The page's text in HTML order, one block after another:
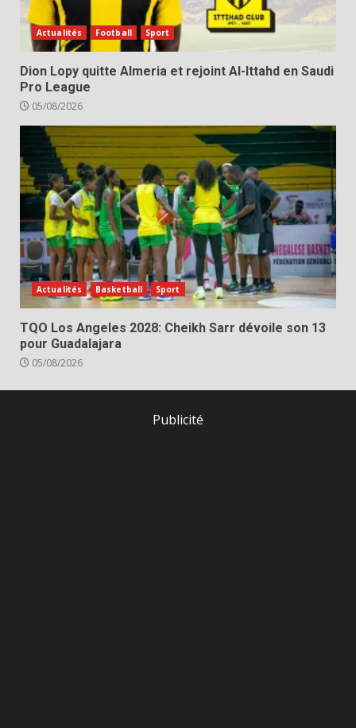
Actualités Football Sport
Dion Lopy quitte Almeria et rejoint Al-Ittahd en Saudi
Pro League
05/08/2026
Actualités Basketball Sport
TQO Los Angeles 2028: Cheikh Sarr dévoile son 13
pour Guadalajara
05/08/2026
Publicité